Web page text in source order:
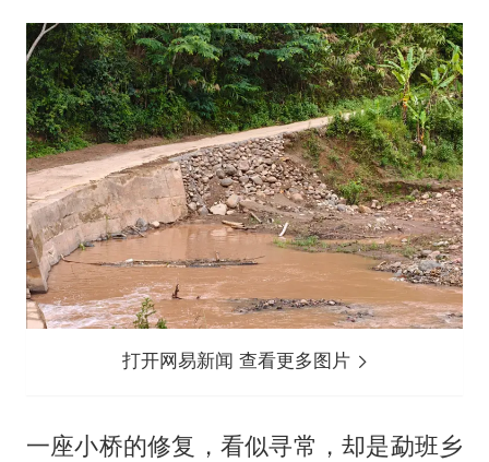
打开网易新闻 查看更多图片
一座小桥的修复，看似寻常，却是勐班乡